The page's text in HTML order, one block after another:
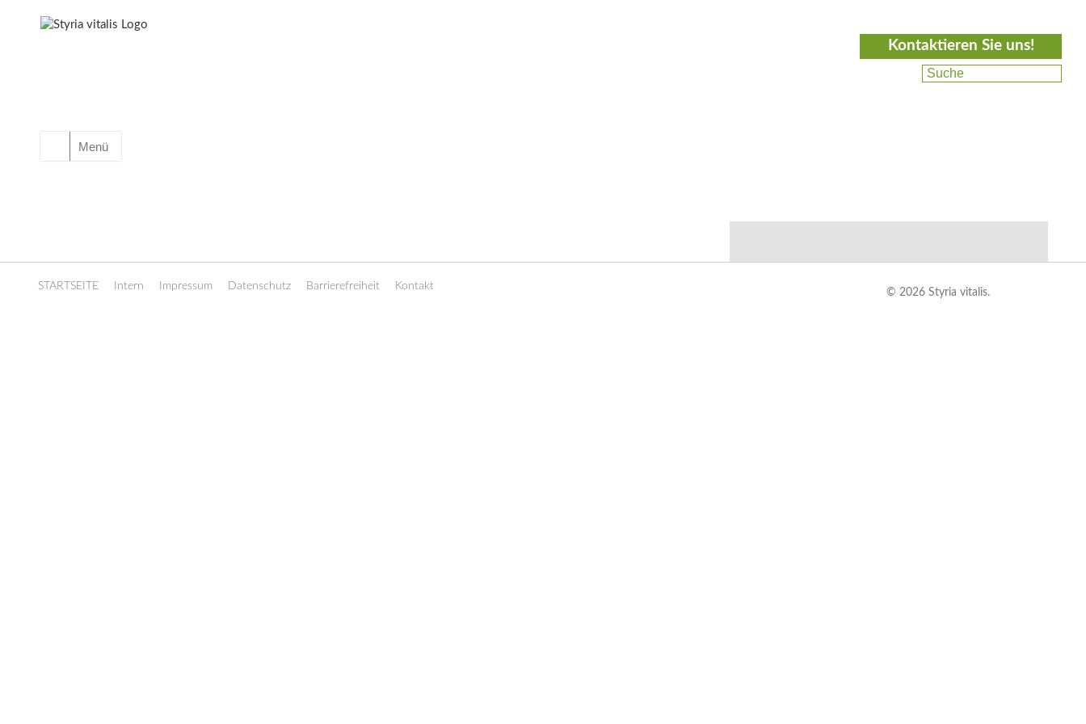
Kontaktieren Sie uns!
Menü
STARTSEITE Intern Impressum Datenschutz Barrierefreiheit Kontakt
© 2026 Styria vitalis.